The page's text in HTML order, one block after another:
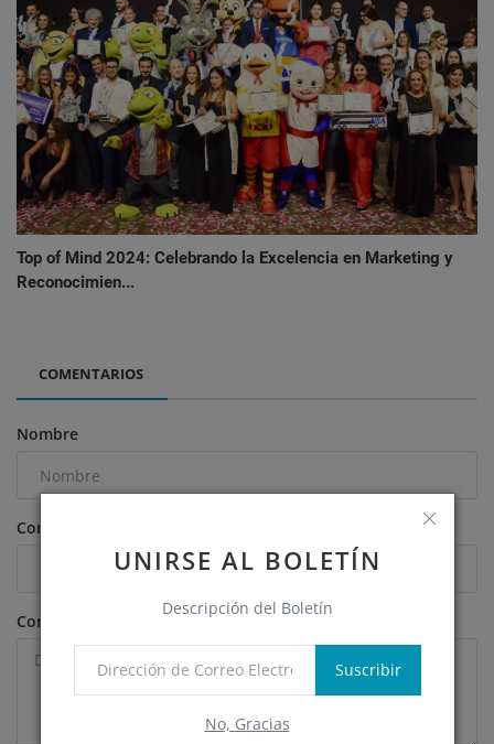
UNIRSE AL BOLETÍN
Descripción del Boletín
Suscribir
No, Gracias
Top of Mind 2024: Celebrando la Excelencia en Marketing y
Reconocimien...
COMENTARIOS
Nombre
Correo Electrónico
Comentario